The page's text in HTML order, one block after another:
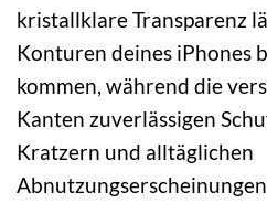
kristallklare Transparenz
Konturen deines iPhones
kommen, während die
Kanten zuverlässigen
Kratzern und alltäglichen